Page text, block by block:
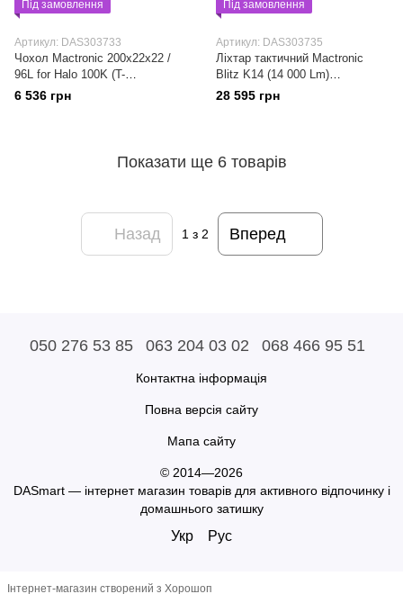
Під замовлення
Артикул: DAS303733
Чохол Mactronic 200x22x22 /
96L for Halo 100K (T-
POKROWIEC-MASZT)
6 536 грн
Під замовлення
Артикул: DAS303735
Ліхтар тактичний Mactronic
Blitz K14 (14 000 Lm)
Rechargeable (THS0012)
28 595 грн
Показати ще 6 товарів
Назад 1 з 2 Вперед
050 276 53 85 063 204 03 02 068 466 95 51
Контактна інформація
Повна версія сайту
Мапа сайту
© 2014—2026
DASmart — інтернет магазин товарів для активного відпочинку і
домашнього затишку
Укр Рус
Інтернет-магазин створений з Хорошоп